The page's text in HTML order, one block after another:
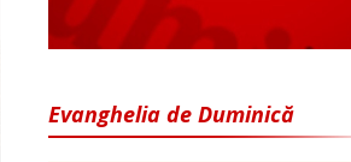
Evanghelia de Duminică